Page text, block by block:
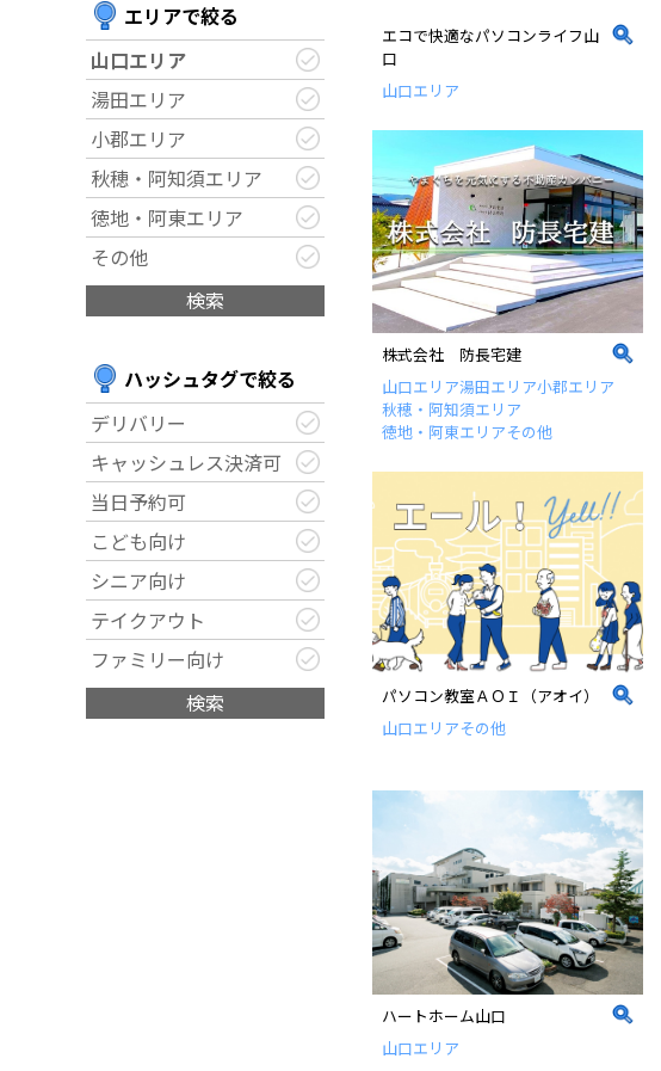
運営団体
新規登録の事業者の皆様
すでにご登録済み事業者の皆様
イベント情報の掲載はこちら
エリアで絞る
山口エリア
湯田エリア
小郡エリア
秋穂・阿知須エリア
徳地・阿東エリア
その他
検索
ハッシュタグで絞る
デリバリー
キャッシュレス決済可
当日予約可
こども向け
シニア向け
テイクアウト
ファミリー向け
検索
エコで快適なパソコンライフ山
口
山口エリア
株式会社 防長宅建
山口エリア湯田エリア小郡エリア
秋穂・阿知須エリア
徳地・阿東エリアその他
パソコン教室ＡＯＩ（アオイ）
山口エリアその他
ハートホーム山口
山口エリア